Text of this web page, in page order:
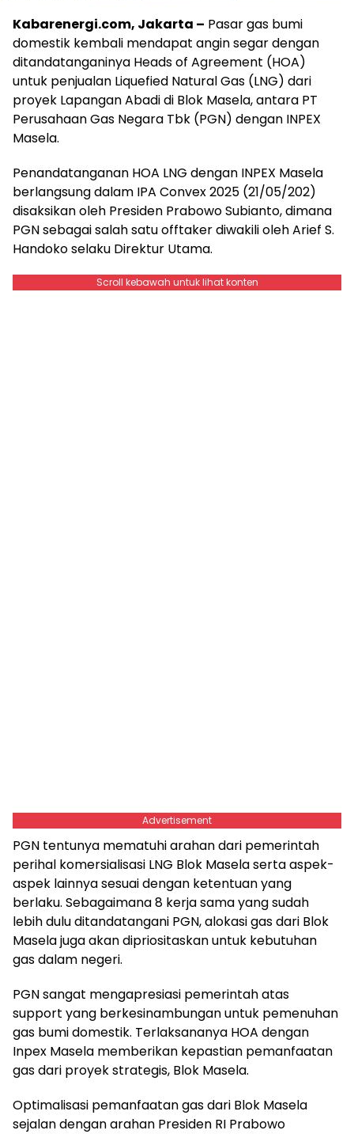
Kabarenergi.com, Jakarta – Pasar gas bumi
domestik kembali mendapat angin segar dengan
ditandatanganinya Heads of Agreement (HOA)
untuk penjualan Liquefied Natural Gas (LNG) dari
proyek Lapangan Abadi di Blok Masela, antara PT
Perusahaan Gas Negara Tbk (PGN) dengan INPEX
Masela.
Penandatanganan HOA LNG dengan INPEX Masela
berlangsung dalam IPA Convex 2025 (21/05/202)
disaksikan oleh Presiden Prabowo Subianto, dimana
PGN sebagai salah satu offtaker diwakili oleh Arief S.
Handoko selaku Direktur Utama.
Scroll kebawah untuk lihat konten
Advertisement
PGN tentunya mematuhi arahan dari pemerintah
perihal komersialisasi LNG Blok Masela serta aspek-
aspek lainnya sesuai dengan ketentuan yang
berlaku. Sebagaimana 8 kerja sama yang sudah
lebih dulu ditandatangani PGN, alokasi gas dari Blok
Masela juga akan dipriositaskan untuk kebutuhan
gas dalam negeri.
PGN sangat mengapresiasi pemerintah atas
support yang berkesinambungan untuk pemenuhan
gas bumi domestik. Terlaksananya HOA dengan
Inpex Masela memberikan kepastian pemanfaatan
gas dari proyek strategis, Blok Masela.
Optimalisasi pemanfaatan gas dari Blok Masela
sejalan dengan arahan Presiden RI Prabowo